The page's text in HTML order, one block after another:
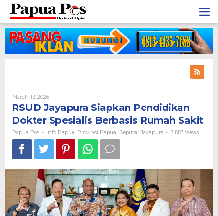
Skip
content
March 13, 2026
Pos
RSUD Jayapura Siapkan Pendidikan
Dokter Spesialis Berbasis Rumah Sakit
Papua Pos - Info Papua Provinsi Papua Seputar Jayapura - 2,887 Views